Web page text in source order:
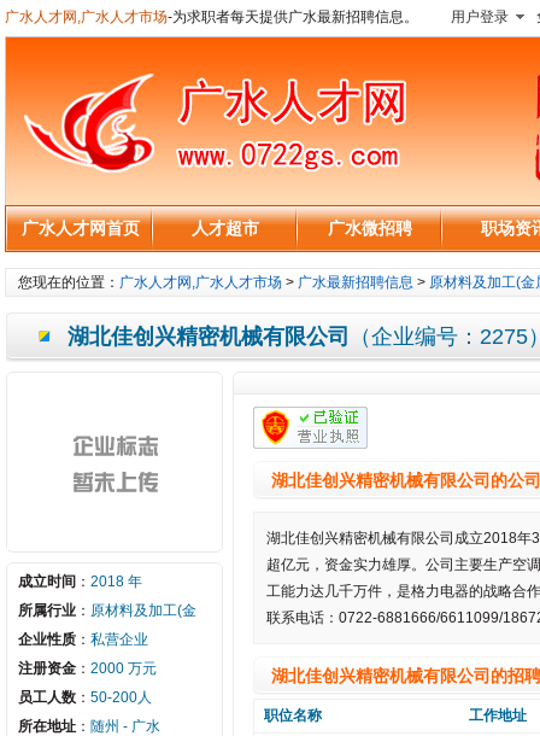
广水人才网,广水人才市场-为求职者每天提供广水最新招聘信息。 用户登录
广水人才网首页 人才超市 广水微招聘 职场资
您现在的位置： 广水人才网,广水人才市场 > 广水最新招聘信息 > 原材料及加工(
湖北佳创兴精密机械有限公司 （企业编号：2275
成立时间 ： 2018 年
所属行业 ： 原材料及加工(金
企业性质 ： 私营企业
注册资金 ： 2000 万元
员工人数 ： 50-200人
所在地址 ： 随州 - 广水
湖北佳创兴精密机械有限公司的公
湖北佳创兴精密机械有限公司成立2018年
超亿元，资金实力雄厚。公司主要生产空
工能力达几千万件，是格力电器的战略合
联系电话：0722-6881666/6611099/
湖北佳创兴精密机械有限公司的招
职位名称
工作地址